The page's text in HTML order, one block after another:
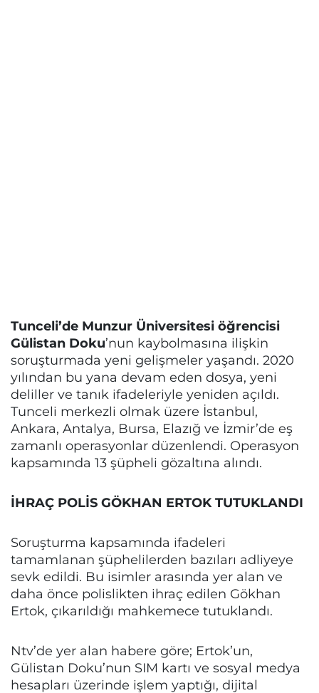
Tunceli’de Munzur Üniversitesi öğrencisi
Gülistan Doku’nun kaybolmasına ilişkin
soruşturmada yeni gelişmeler yaşandı. 2020
yılından bu yana devam eden dosya, yeni
deliller ve tanık ifadeleriyle yeniden açıldı.
Tunceli merkezli olmak üzere İstanbul,
Ankara, Antalya, Bursa, Elazığ ve İzmir’de eş
zamanlı operasyonlar düzenlendi. Operasyon
kapsamında 13 şüpheli gözaltına alındı.
İHRAÇ POLİS GÖKHAN ERTOK TUTUKLANDI
Soruşturma kapsamında ifadeleri
tamamlanan şüphelilerden bazıları adliyeye
sevk edildi. Bu isimler arasında yer alan ve
daha önce polislikten ihraç edilen Gökhan
Ertok, çıkarıldığı mahkemece tutuklandı.
Ntv’de yer alan habere göre; Ertok’un,
Gülistan Doku’nun SIM kartı ve sosyal medya
hesapları üzerinde işlem yaptığı, dijital